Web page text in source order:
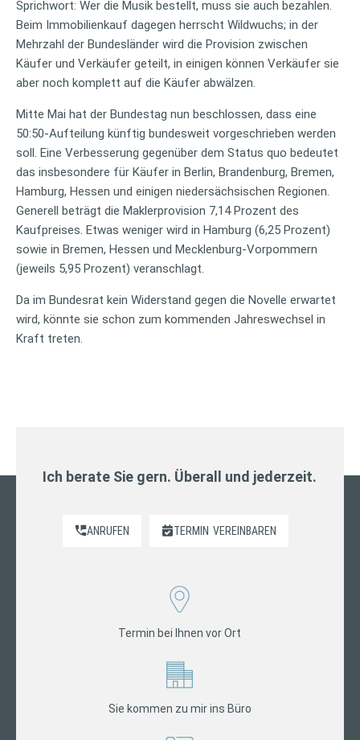
Sprichwort: Wer die Musik bestellt, muss sie auch bezahlen.
Beim Immobilienkauf dagegen herrscht Wildwuchs; in der
Mehrzahl der Bundesländer wird die Provision zwischen
Käufer und Verkäufer geteilt, in einigen können Verkäufer sie
aber noch komplett auf die Käufer abwälzen.
Mitte Mai hat der Bundestag nun beschlossen, dass eine
50:50-Aufteilung künftig bundesweit vorgeschrieben werden
soll. Eine Verbesserung gegenüber dem Status quo bedeutet
das insbesondere für Käufer in Berlin, Brandenburg, Bremen,
Hamburg, Hessen und einigen niedersächsischen Regionen.
Generell beträgt die Maklerprovision 7,14 Prozent des
Kaufpreises. Etwas weniger wird in Hamburg (6,25 Prozent)
sowie in Bremen, Hessen und Mecklenburg-Vorpommern
(jeweils 5,95 Prozent) veranschlagt.
Da im Bundesrat kein Widerstand gegen die Novelle erwartet
wird, könnte sie schon zum kommenden Jahreswechsel in
Kraft treten.
Ich berate Sie gern. Überall und jederzeit.
ANRUFEN TERMIN VEREINBAREN
Termin bei Ihnen vor Ort
Sie kommen zu mir ins Büro